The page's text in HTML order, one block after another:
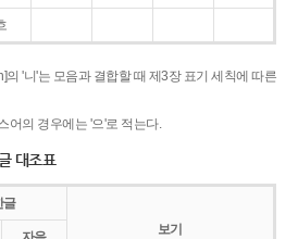
의 '니'는 모음과 결합할 때 제3장 표기 세칙에 따른
어의 경우에는 '으'로 적는다.
대조표
글
보기